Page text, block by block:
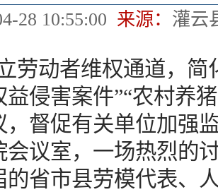
28 10:55:00 来源： 灌云
动者维权通道，简
益侵害案件”“农村养
，督促有关单位加强
会议室，一场热烈的
的省市县劳模代表、